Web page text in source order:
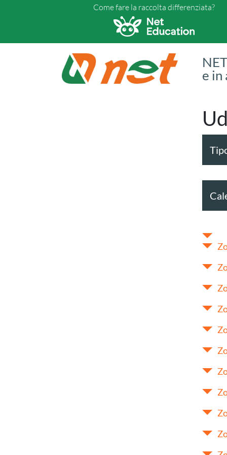
Come fare la raccolta differenziata?
e in